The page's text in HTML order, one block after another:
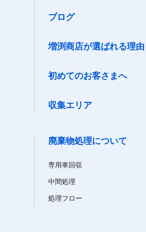
ブログ
増渕商店が選ばれる理由
初めてのお客さまへ
収集エリア
廃棄物処理について
専用車回収
中間処理
処理フロー